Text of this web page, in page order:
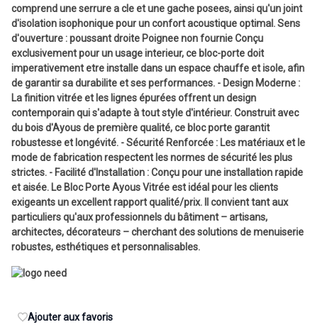
comprend une serrure a cle et une gache posees, ainsi qu'un joint
d'isolation isophonique pour un confort acoustique optimal. Sens
d'ouverture : poussant droite Poignee non fournie Conçu
exclusivement pour un usage interieur, ce bloc-porte doit
imperativement etre installe dans un espace chauffe et isole, afin
de garantir sa durabilite et ses performances. - Design Moderne :
La finition vitrée et les lignes épurées offrent un design
contemporain qui s'adapte à tout style d'intérieur. Construit avec
du bois d'Ayous de première qualité, ce bloc porte garantit
robustesse et longévité. - Sécurité Renforcée : Les matériaux et le
mode de fabrication respectent les normes de sécurité les plus
strictes. - Facilité d'Installation : Conçu pour une installation rapide
et aisée. Le Bloc Porte Ayous Vitrée est idéal pour les clients
exigeants un excellent rapport qualité/prix. Il convient tant aux
particuliers qu'aux professionnels du bâtiment – artisans,
architectes, décorateurs – cherchant des solutions de menuiserie
robustes, esthétiques et personnalisables.
Ajouter aux favoris